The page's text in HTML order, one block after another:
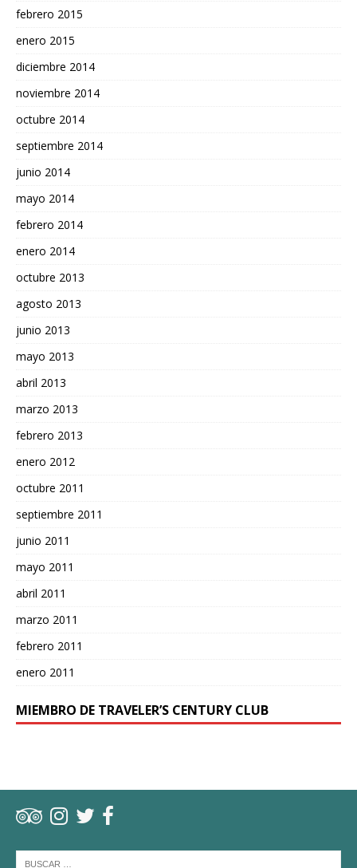
febrero 2015
enero 2015
diciembre 2014
noviembre 2014
octubre 2014
septiembre 2014
junio 2014
mayo 2014
febrero 2014
enero 2014
octubre 2013
agosto 2013
junio 2013
mayo 2013
abril 2013
marzo 2013
febrero 2013
enero 2012
octubre 2011
septiembre 2011
junio 2011
mayo 2011
abril 2011
marzo 2011
febrero 2011
enero 2011
MIEMBRO DE TRAVELER’S CENTURY CLUB